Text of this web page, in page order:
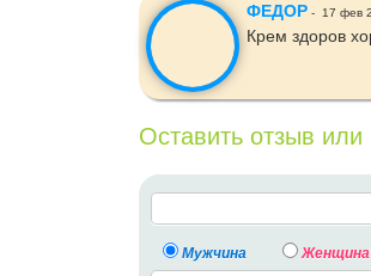
ФЕДОР - 17 фев
Крем здоров
Оставить отзыв
Мужчина Женщина